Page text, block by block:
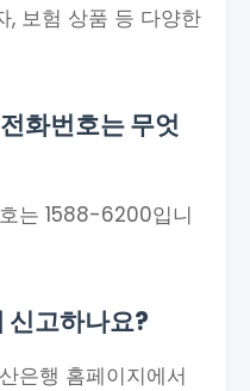
, 보험 상품 등 다양한
화번호는 무엇
는 1588-6200입니
신고하나요?
은행 홈페이지에서